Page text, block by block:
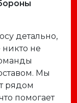
детально,
не
Мы
рядом
помогает